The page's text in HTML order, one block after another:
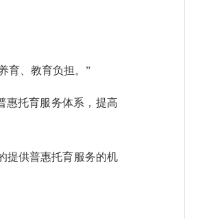
育、教育负担。”
托育服务体系，提高
提供普惠托育服务的机